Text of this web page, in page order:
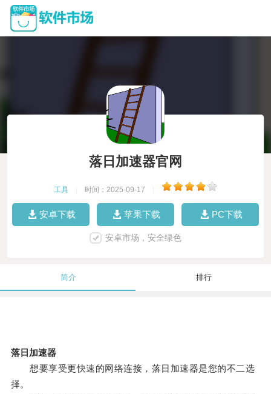
落日加速器官网
工具 时间：2025-09-17
安卓下载 苹果下载 PC下载
安卓市场，安全绿色
简介 排行
落日加速器
想要享受更快速的网络连接，落日加速器是您的不二选
择。